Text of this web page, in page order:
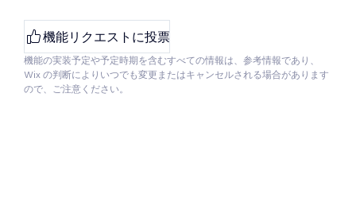
機能リクエストに投票
機能の実装予定や予定時期を含むすべての情報は、参考情報であり、
Wix の判断によりいつでも変更またはキャンセルされる場合があります
ので、ご注意ください。